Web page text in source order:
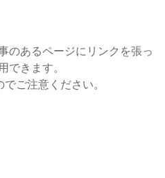
のあるページにリンクを張っ
できます。
ご注意ください。